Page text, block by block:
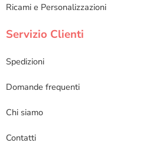
Ricami e Personalizzazioni
Servizio Clienti
Spedizioni
Domande frequenti
Chi siamo
Contatti